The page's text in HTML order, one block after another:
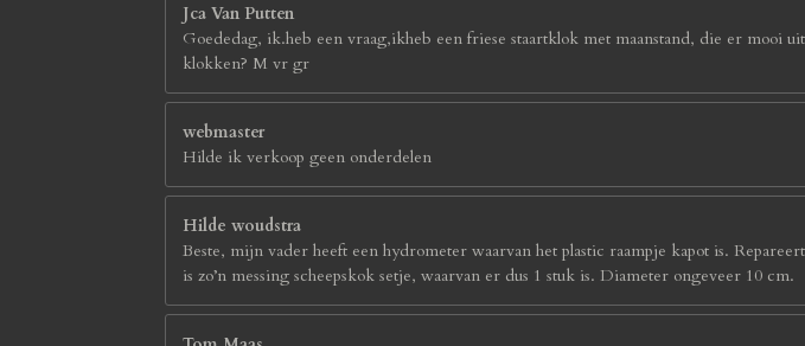
Jca Van Putten
Goededag, ik.heb een vraag,ikheb een friese staartklok met maanstand, die er
klokken? M vr gr
webmaster
Hilde ik verkoop geen onderdelen
Hilde woudstra
Beste, mijn vader heeft een hydrometer waarvan het plastic raampje kapot is.
is zo’n messing scheepskok setje, waarvan er dus 1 stuk is. Diameter ongeveer 10 cm.